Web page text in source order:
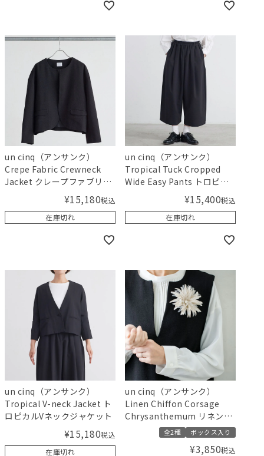
un cinq（アンサンク）
Crepe Fabric Crewneck
Jacket クレープファブリッ
ククルーネックジャケット
¥15,180税込
在庫切れ
un cinq（アンサンク）
Tropical Tuck Cropped
Wide Easy Pants トロピカ
ルタッククロップドワイド
¥15,400税込
在庫切れ
un cinq（アンサンク）
Tropical V-neck Jacket ト
ロピカルVネックジャケット
¥15,180税込
在庫切れ
un cinq（アンサンク）
Linen Chiffon Corsage
Chrysanthemum リネンコ
サージュ 菊全2種 ボックス入り
¥3,850税込